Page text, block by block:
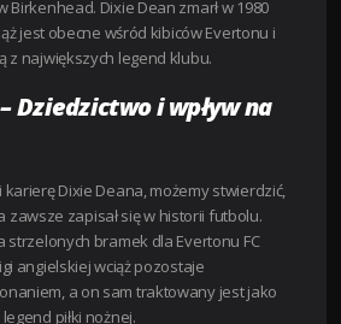
Birkenhead. Dixie Dean zmarł w 1980
jest obecne wśród kibiców Evertonu i
z największych legend klubu.
Dziedzictwo i wpływ na
karierę Dixie Deana, możemy stwierdzić,
zawsze zapisał się w historii futbolu.
strzelonych bramek dla Evertonu FC
angielskiej wciąż pozostaje
a on sam traktowany jest jako
piłki nożnej.